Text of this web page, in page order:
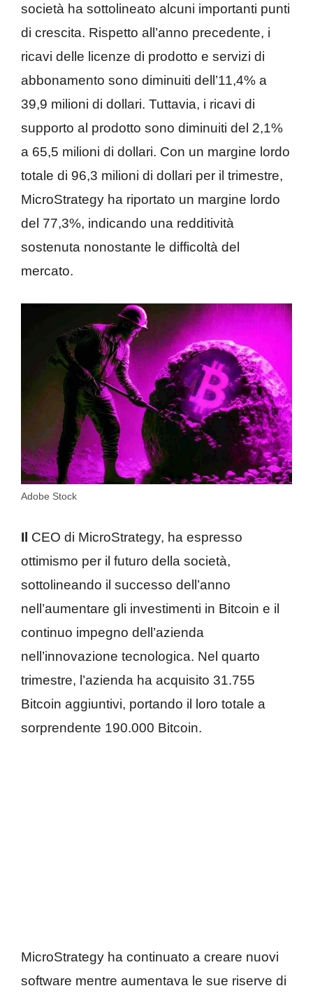
società ha sottolineato alcuni importanti punti
di crescita. Rispetto all’anno precedente, i
ricavi delle licenze di prodotto e servizi di
abbonamento sono diminuiti dell’11,4% a
39,9 milioni di dollari. Tuttavia, i ricavi di
supporto al prodotto sono diminuiti del 2,1%
a 65,5 milioni di dollari. Con un margine lordo
totale di 96,3 milioni di dollari per il trimestre,
MicroStrategy ha riportato un margine lordo
del 77,3%, indicando una redditività
sostenuta nonostante le difficoltà del
mercato.
Adobe Stock
Il CEO di MicroStrategy, ha espresso
ottimismo per il futuro della società,
sottolineando il successo dell’anno
nell’aumentare gli investimenti in Bitcoin e il
continuo impegno dell’azienda
nell’innovazione tecnologica. Nel quarto
trimestre, l’azienda ha acquisito 31.755
Bitcoin aggiuntivi, portando il loro totale a
sorprendente 190.000 Bitcoin.
MicroStrategy ha continuato a creare nuovi
software mentre aumentava le sue riserve di